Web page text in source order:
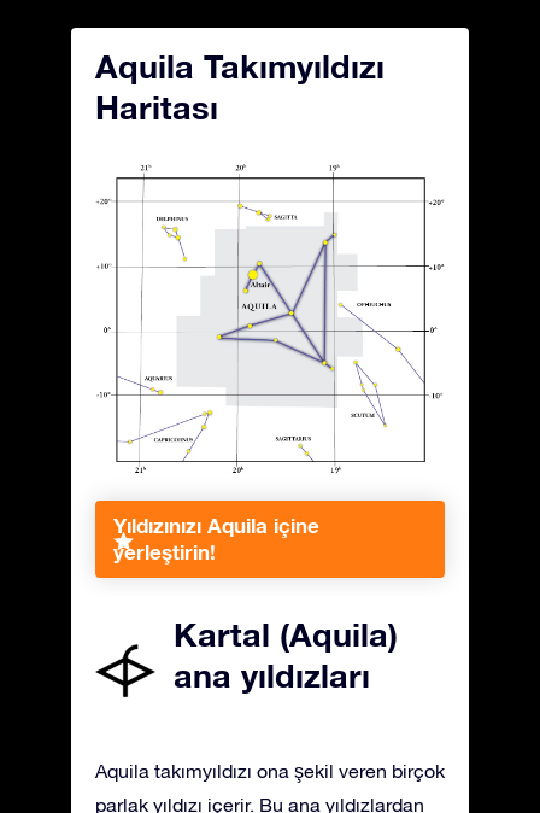
Aquila Takımyıldızı
Haritası
Yıldızınızı Aquila içine
yerleştirin!
Kartal (Aquila)
ana yıldızları
Aquila takımyıldızı ona şekil veren birçok
parlak yıldızı içerir. Bu ana yıldızlardan